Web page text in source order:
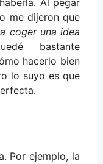
Al pegar
me dijeron que
coger una idea
bastante
hacerlo bien
lo suyo es que
Por ejemplo, la